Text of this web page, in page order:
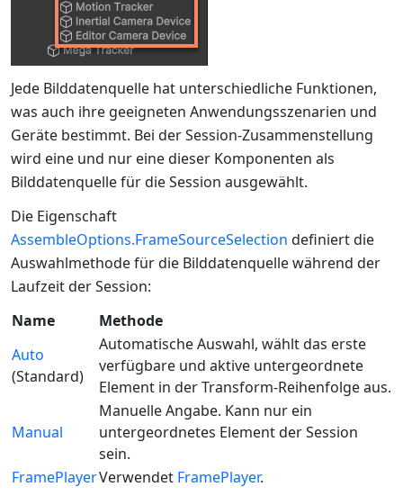
Jede Bilddatenquelle hat unterschiedliche Funktionen,
was auch ihre geeigneten Anwendungsszenarien und
Geräte bestimmt. Bei der Session-Zusammenstellung
wird eine und nur eine dieser Komponenten als
Bilddatenquelle für die Session ausgewählt.
Die Eigenschaft
AssembleOptions.FrameSourceSelection definiert die
Auswahlmethode für die Bilddatenquelle während der
Laufzeit der Session:
Name
Methode
Auto
(Standard)
Automatische Auswahl, wählt das erste
verfügbare und aktive untergeordnete
Element in der Transform-Reihenfolge aus.
Manual
Manuelle Angabe. Kann nur ein
untergeordnetes Element der Session
sein.
FramePlayerVerwendet FramePlayer.